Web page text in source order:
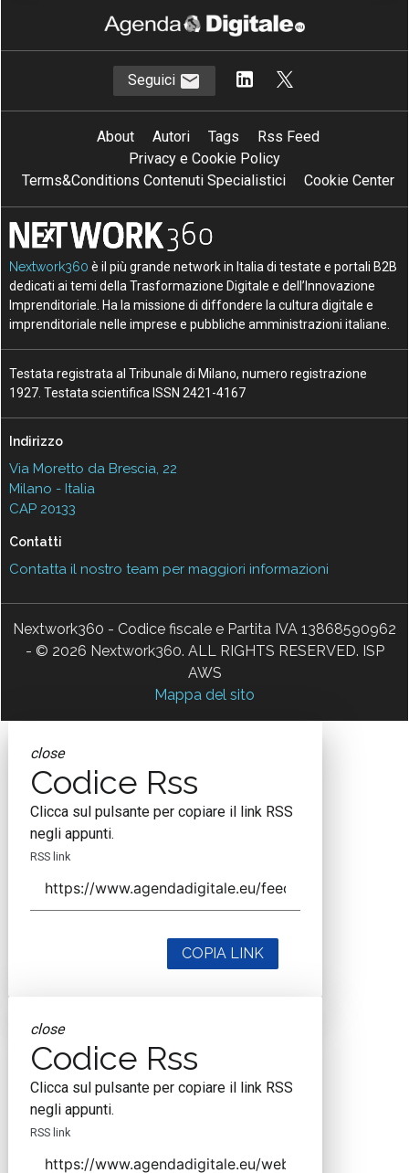
Seguici
About Autori Tags
Rss Feed
Privacy e Cookie Policy
Terms&Conditions Contenuti Specialistici
Cookie Center
Nextwork360 è il più grande network in Italia di testate e portali B2B
dedicati ai temi della Trasformazione Digitale e dell’Innovazione
Imprenditoriale. Ha la missione di diffondere la cultura digitale e
imprenditoriale nelle imprese e pubbliche amministrazioni italiane.
Testata registrata al Tribunale di Milano, numero registrazione
1927. Testata scientifica ISSN 2421-4167
Indirizzo
Via Moretto da Brescia, 22
Milano - Italia
CAP 20133
Contatti
Contatta il nostro team per maggiori informazioni
Nextwork360 - Codice fiscale e Partita IVA 13868590962
- © 2026 Nextwork360. ALL RIGHTS RESERVED. ISP
AWS
Mappa del sito
close
Codice Rss
Clicca sul pulsante per copiare il link RSS
negli appunti.
RSS link
COPIA LINK
close
Codice Rss
Clicca sul pulsante per copiare il link RSS
negli appunti.
RSS link